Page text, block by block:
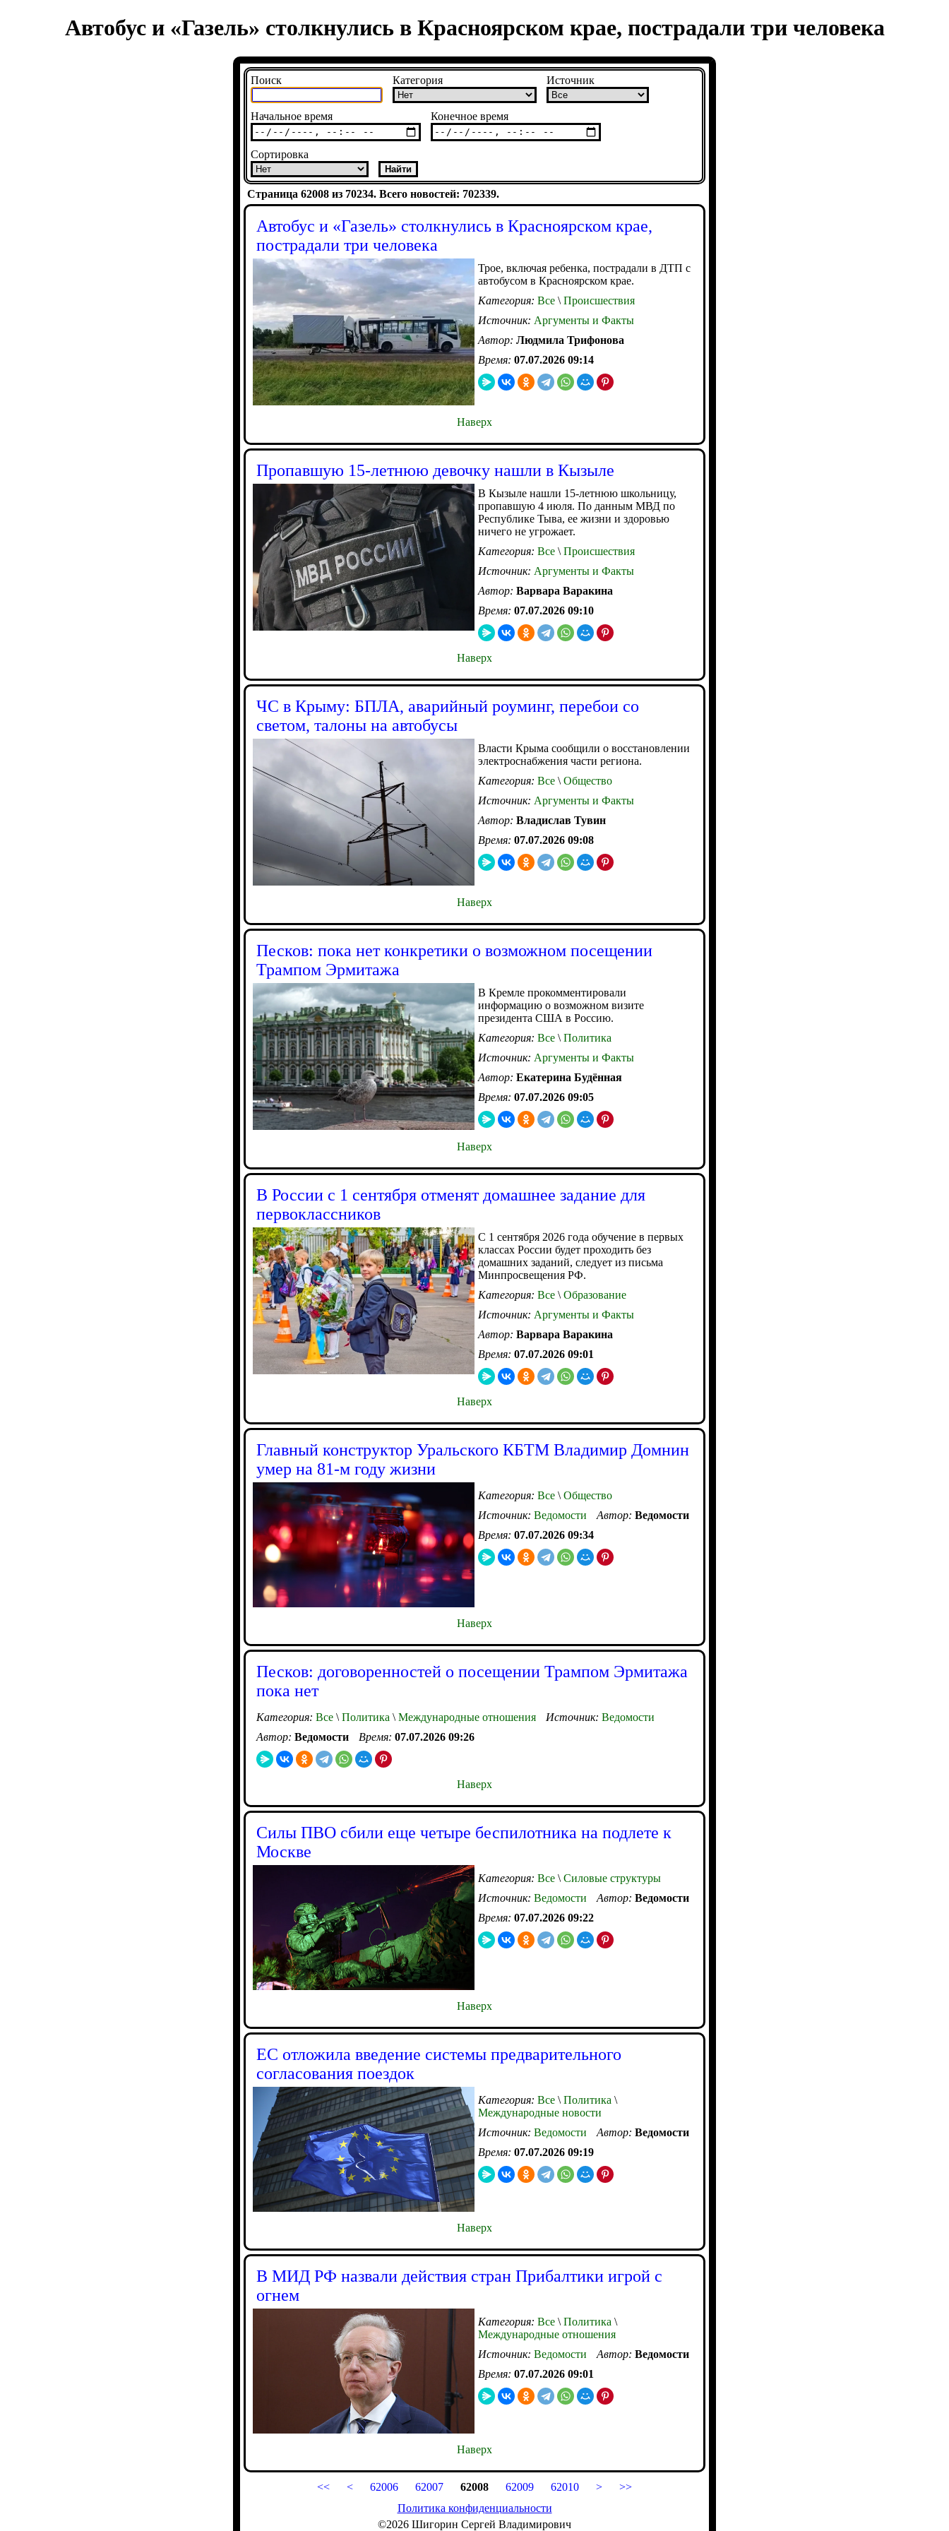
Автобус и «Газель» столкнулись в Красноярском крае, пострадали три человека
Поиск Категория Источник
Начальное время Конечное время
Сортировка
Страница 62008 из 70234. Всего новостей: 702339.
Автобус и «Газель» столкнулись в Красноярском крае,
пострадали три человека
Трое, включая ребенка, пострадали в ДТП с
автобусом в Красноярском крае.
Категория: Все \ Происшествия
Источник: Аргументы и Факты
Автор: Людмила Трифонова
Время: 07.07.2026 09:14
Наверх
Пропавшую 15-летнюю девочку нашли в Кызыле
В Кызыле нашли 15-летнюю школьницу,
пропавшую 4 июля. По данным МВД по
Республике Тыва, ее жизни и здоровью
ничего не угрожает.
Категория: Все \ Происшествия
Источник: Аргументы и Факты
Автор: Варвара Варакина
Время: 07.07.2026 09:10
Наверх
ЧС в Крыму: БПЛА, аварийный роуминг, перебои со
светом, талоны на автобусы
Власти Крыма сообщили о восстановлении
электроснабжения части региона.
Категория: Все \ Общество
Источник: Аргументы и Факты
Автор: Владислав Тувин
Время: 07.07.2026 09:08
Наверх
Песков: пока нет конкретики о возможном посещении
Трампом Эрмитажа
В Кремле прокомментировали
информацию о возможном визите
президента США в Россию.
Категория: Все \ Политика
Источник: Аргументы и Факты
Автор: Екатерина Будённая
Время: 07.07.2026 09:05
Наверх
В России с 1 сентября отменят домашнее задание для
первоклассников
С 1 сентября 2026 года обучение в первых
классах России будет проходить без
домашних заданий, следует из письма
Минпросвещения РФ.
Категория: Все \ Образование
Источник: Аргументы и Факты
Автор: Варвара Варакина
Время: 07.07.2026 09:01
Наверх
Главный конструктор Уральского КБТМ Владимир Домнин
умер на 81-м году жизни
Категория: Все \ Общество
Источник: Ведомости Автор: Ведомости
Время: 07.07.2026 09:34
Наверх
Песков: договоренностей о посещении Трампом Эрмитажа
пока нет
Категория: Все \ Политика \ Международные отношения Источник: Ведомости
Автор: Ведомости Время: 07.07.2026 09:26
Наверх
Силы ПВО сбили еще четыре беспилотника на подлете к
Москве
Категория: Все \ Силовые структуры
Источник: Ведомости Автор: Ведомости
Время: 07.07.2026 09:22
Наверх
ЕС отложила введение системы предварительного
согласования поездок
Категория: Все \ Политика \
Международные новости
Источник: Ведомости Автор: Ведомости
Время: 07.07.2026 09:19
Наверх
В МИД РФ назвали действия стран Прибалтики игрой с
огнем
Категория: Все \ Политика \
Международные отношения
Источник: Ведомости Автор: Ведомости
Время: 07.07.2026 09:01
Наверх
<< < 62006 62007 62008 62009 62010 >
>>
Политика конфиденциальности
©2026 Шигорин Сергей Владимирович